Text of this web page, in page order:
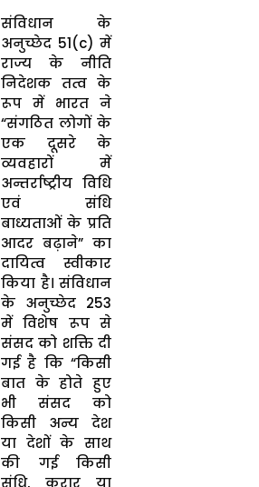
संविधान के
अनुच्छेद 51(c) में
राज्य के नीति
निदेशक तत्व के
रूप में भारत ने
“संगठित लोगों के
एक दूसरे के
व्यवहारों में
अन्तर्राष्ट्रीय विधि
एवं संधि
बाध्यताओं के प्रति
आदर बढ़ाने” का
दायित्व स्वीकार
किया है। संविधान
के अनुच्छेद 253
में विशेष रूप से
संसद को शक्ति दी
गई है कि “किसी
बात के होते हुए
भी संसद को
किसी अन्य देश
या देशों के साथ
की गई किसी
संधि, करार या